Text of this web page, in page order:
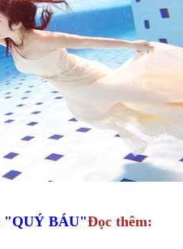
Đọc thêm:
"QUÝ BÁU"